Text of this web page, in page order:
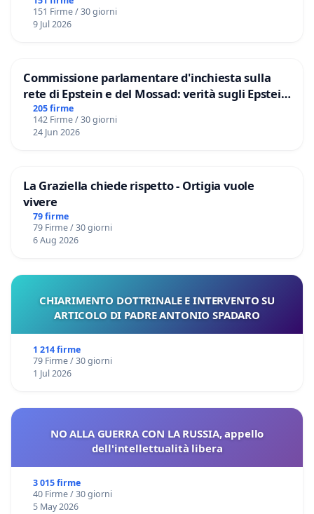
151 Firme / 30 giorni
9 Jul 2026
Commissione parlamentare d'inchiesta sulla
rete di Epstein e del Mossad: verità sugli Epstein
Files
205 firme
142 Firme / 30 giorni
24 Jun 2026
La Graziella chiede rispetto - Ortigia vuole
vivere
79 firme
79 Firme / 30 giorni
6 Aug 2026
CHIARIMENTO DOTTRINALE E INTERVENTO SU
ARTICOLO DI PADRE ANTONIO SPADARO
1 214 firme
79 Firme / 30 giorni
1 Jul 2026
NO ALLA GUERRA CON LA RUSSIA, appello
dell'intellettualità libera
3 015 firme
40 Firme / 30 giorni
5 May 2026